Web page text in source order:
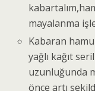
mayalanma
Kabaran
yağlı kağıt
uzunluğunda
önce artı